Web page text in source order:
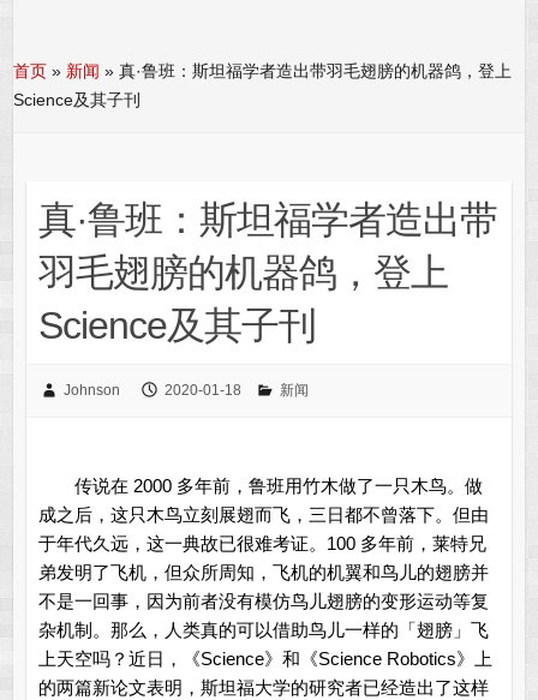
首页 » 新闻 »真·鲁班：斯坦福学者造出带羽毛翅膀的机器鸽，登上
Science及其子刊
真·鲁班：斯坦福学者造出带
羽毛翅膀的机器鸽，登上
Science及其子刊
Johnson 2020-01-18 新闻
传说在 2000 多年前，鲁班用竹木做了一只木鸟。做
成之后，这只木鸟立刻展翅而飞，三日都不曾落下。但由
于年代久远，这一典故已很难考证。100 多年前，莱特兄
弟发明了飞机，但众所周知，飞机的机翼和鸟儿的翅膀并
不是一回事，因为前者没有模仿鸟儿翅膀的变形运动等复
杂机制。那么，人类真的可以借助鸟儿一样的「翅膀」飞
上天空吗？近日，《Science》和《Science Robotics》上
的两篇新论文表明，斯坦福大学的研究者已经造出了这样